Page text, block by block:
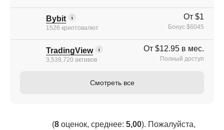
Bybit
1526 криптовалют
От $1
Бонус $6045
TradingView
3,539,720 активов
От $12.95 в мес.
Полный доступ
Смотреть все
(8 оценок, среднее: 5,00). Пожалуйста,